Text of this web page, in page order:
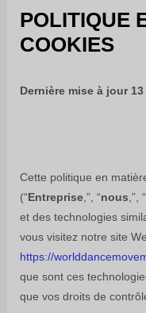
POLITIQUE
COOKIES
Dernière mise à jour
Cette politique en
(“Entreprise ,”, “nous ,”, “
et des technologies
vous visitez notre site
https://
que sont ces
que vos droits de